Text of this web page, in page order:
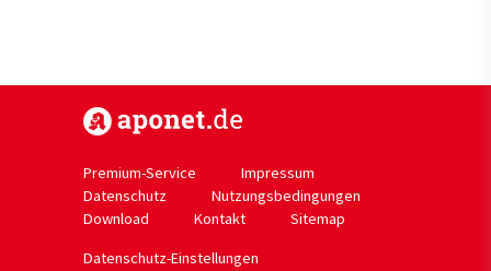
Premium-Service
Impressum
Datenschutz
Nutzungsbedingungen
Download
Kontakt
Sitemap
Datenschutz-Einstellungen